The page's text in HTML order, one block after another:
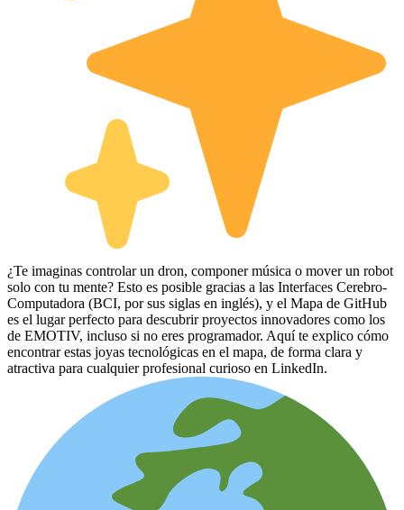
¿Te imaginas controlar un dron, componer música o mover un robot
solo con tu mente? Esto es posible gracias a las Interfaces Cerebro-
Computadora (BCI, por sus siglas en inglés), y el Mapa de GitHub
es el lugar perfecto para descubrir proyectos innovadores como los
de EMOTIV, incluso si no eres programador. Aquí te explico cómo
encontrar estas joyas tecnológicas en el mapa, de forma clara y
atractiva para cualquier profesional curioso en LinkedIn.